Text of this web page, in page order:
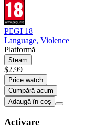
PEGI 18
Language, Violence
Platformă
Steam
$2.99
Price watch
Cumpără acum
Adaugă în coș
Activare